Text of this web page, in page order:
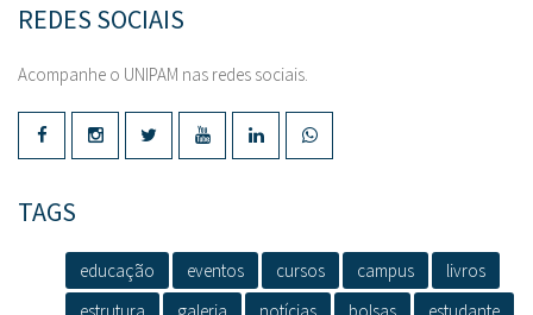
REDES SOCIAIS
Acompanhe o UNIPAM nas redes sociais.
TAGS
educação eventos cursos campus
livros